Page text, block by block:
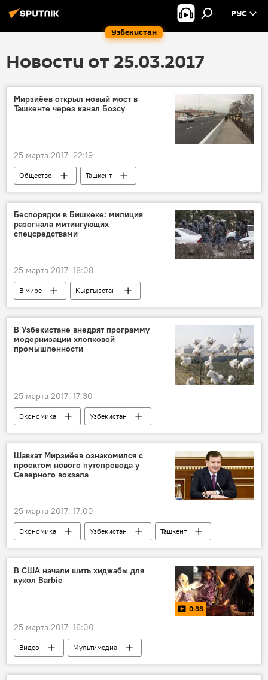
Узбекистан
РУС
Новости от 25.03.2017
Мирзиёев открыл новый мост в
Ташкенте через канал Бозсу
25 марта 2017, 22:19
Общество
Ташкент
Шавкат Мирзиёев
Беспорядки в Бишкеке: милиция
разогнала митингующих
спецсредствами
25 марта 2017, 18:08
В мире Кыргызстан
В Узбекистане внедрят программу
модернизации хлопковой
промышленности
25 марта 2017, 17:30
Экономика Узбекистан
Шавкат Мирзиёев ознакомился с
проектом нового путепровода у
Северного вокзала
25 марта 2017, 17:00
Экономика Узбекистан
Ташкент
Шавкат Мирзиёев
В США начали шить хиджабы для
кукол Barbie
0:38
25 марта 2017, 16:00
Видео Мультимедиа